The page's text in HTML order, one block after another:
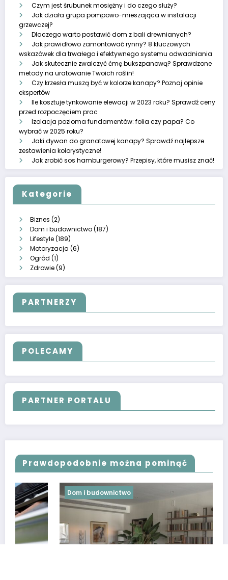
Czym jest śrubunek mosiężny i do czego służy?
Jak działa grupa pompowo-mieszająca w instalacji
grzewczej?
Dlaczego warto postawić dom z bali drewnianych?
Jak prawidłowo zamontować rynny? 8 kluczowych
wskazówek dla trwałego i efektywnego systemu odwadniania
Jak skutecznie zwalczyć ćmę bukszpanową? Sprawdzone
metody na uratowanie Twoich roślin!
Czy krzesła muszą być w kolorze kanapy? Poznaj opinie
ekspertów
Ile kosztuje tynkowanie elewacji w 2023 roku? Sprawdź ceny
przed rozpoczęciem prac
Izolacja pozioma fundamentów: folia czy papa? Co
wybrać w 2025 roku?
Jaki dywan do granatowej kanapy? Sprawdź najlepsze
zestawienia kolorystyczne!
Jak zrobić sos hamburgerowy? Przepisy, które musisz znać!
Kategorie
Biznes (2)
Dom i budownictwo(187)
Lifestyle(189)
Motoryzacja (6)
Ogród (1)
Zdrowie(9)
PARTNERZY
POLECAMY
PARTNER PORTALU
Prawdopodobnie można pominąć
Dom i budownictwo